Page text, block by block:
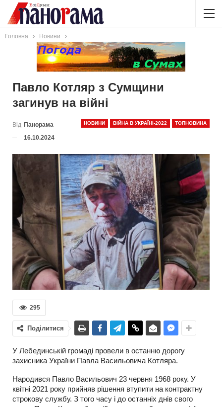
Головна Новини
Павло Котляр з Сумщини
загинув на війні
НОВИНИ ВІЙНА В УКРАЇНІ-2022 ТОПНОВИНА
Від Панорама
16.10.2024
295
Поділитися
У Лебединській громаді провели в останню дорогу
захисника України Павла Васильовича Котляра.
Народився Павло Васильович 23 червня 1968 року. У
квітні 2021 року прийняв рішення втупити на контрактну
строкову службу. З того часу і до останніх днів свого